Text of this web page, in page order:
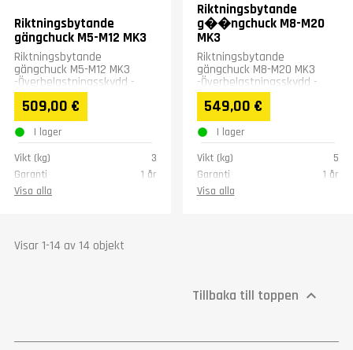
Riktningsbytande
gängchuck M5-M12 MK3
Riktningsbytande
gängchuck M5-M12 MK3
-Överbelastningsskydd -
Moment justering -
Automatiskt riktningsbyte
509,00 €
I lager
Vikt (kg)
3
Garanti
1 år
Visa alla
Riktningsbytande
g��ngchuck M8-M20
MK3
Riktningsbytande
gängchuck M8-M20 MK3
-Överbelastningsskydd -
Moment justering -
Automatiskt riktningsbyte
549,00 €
I lager
Vikt (kg)
5
Garanti
1 år
Visa alla
Visar 1-14 av 14 objekt
Tillbaka till toppen 